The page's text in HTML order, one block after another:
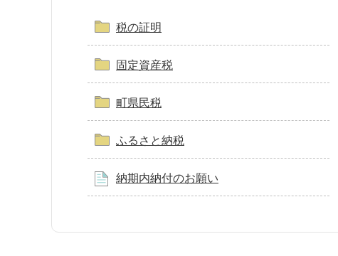
税の証明
固定資産税
町県民税
ふるさと納税
納期内納付のお願い